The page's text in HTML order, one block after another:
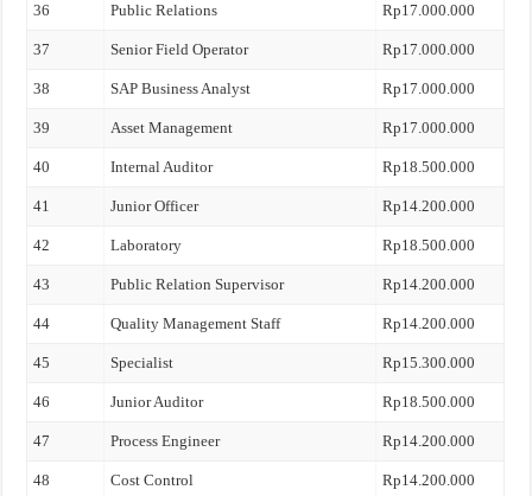
36 Public Relations Rp17.000.000
37 Senior Field Operator Rp17.000.000
38 SAP Business Analyst Rp17.000.000
39 Asset Management Rp17.000.000
40 Internal Auditor Rp18.500.000
41 Junior Officer Rp14.200.000
42 Laboratory Rp18.500.000
43 Public Relation Supervisor Rp14.200.000
44 Quality Management Staff Rp14.200.000
45 Specialist Rp15.300.000
46 Junior Auditor Rp18.500.000
47 Process Engineer Rp14.200.000
48 Cost Control Rp14.200.000